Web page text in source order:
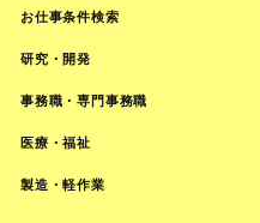
お仕事条件検索
研究・開発
事務職・専門事務職
医療・福祉
製造・軽作業